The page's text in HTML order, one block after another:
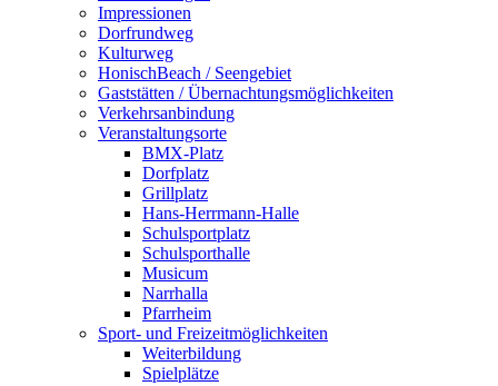
Impressionen
Dorfrundweg
Kulturweg
HonischBeach / Seengebiet
Gaststätten / Übernachtungsmöglichkeiten
Verkehrsanbindung
Veranstaltungsorte
BMX-Platz
Dorfplatz
Grillplatz
Hans-Herrmann-Halle
Schulsportplatz
Schulsporthalle
Musicum
Narrhalla
Pfarrheim
Sport- und Freizeitmöglichkeiten
Weiterbildung
Spielplätze